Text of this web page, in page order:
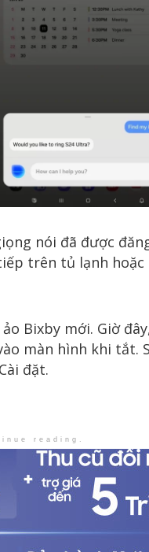
nói đã được
trên tủ lạnh
Bixby mới. Giờ
màn hình khi tắt.
đặt.
reading.